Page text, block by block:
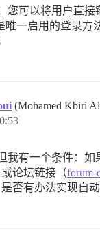
您可以将用户直接
唯一启用的登录方
(Mohamed Kbiri
我有一个条件：如
论坛链接（forum-
否有办法实现自动